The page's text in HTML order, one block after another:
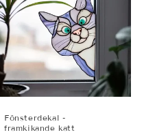
Fönsterdekal -
framkikande katt